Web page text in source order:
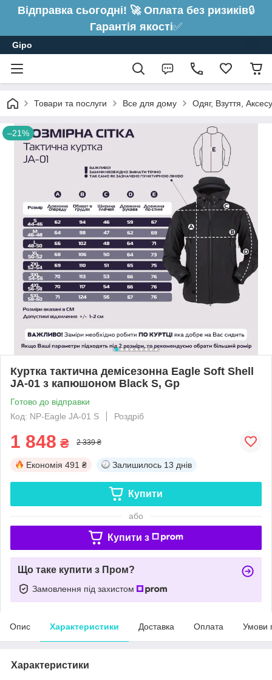
Відправка сьогодні! 🚀 Оплата без ризиків🔒
Гарантія якості✅
Gipo
Товари та послуги Все для дому Одяг, Взуття,
–21%
Куртка тактична демісезонна Eagle Soft Shell
JA-01 з капюшоном Black S, Gp
Готово до відправки
Код: NP-Eagle JA-01 S
Роздріб
1 848 ₴ 2 339 ₴
Економія 491 ₴ Залишилось 13 днів
Купити
або
Купити з
Що таке купити з Пром?
Замовлення під захистом
Опис Характеристики Доставка Оплата Умови
Характеристики